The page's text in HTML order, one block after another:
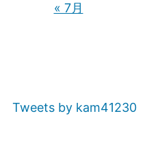
« 7月
Tweets by kam41230